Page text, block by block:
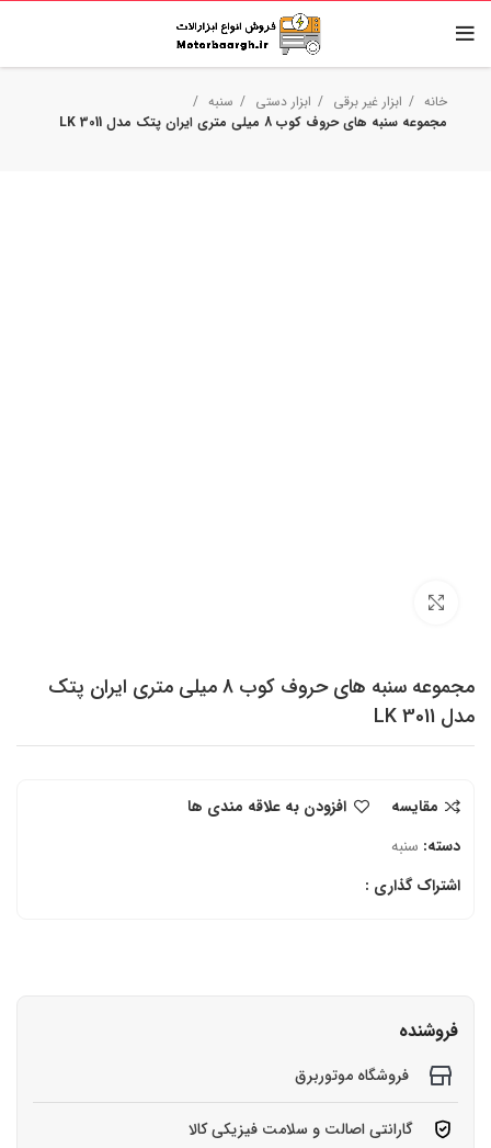
خانه ابزار غیر برقی ابزار دستی
سنبه
مجموعه سنبه های حروف کوب 8 میلی متری ایران پتک مدل LK 3011
مجموعه سنبه های حروف کوب 8 میلی متری ایران پتک
مدل LK 3011
مقایسه
افزودن به علاقه مندی ها
دسته: سنبه
اشتراک گذاری :
فروشنده
فروشگاه موتوربرق
گارانتی اصالت و سلامت فیزیکی کالا